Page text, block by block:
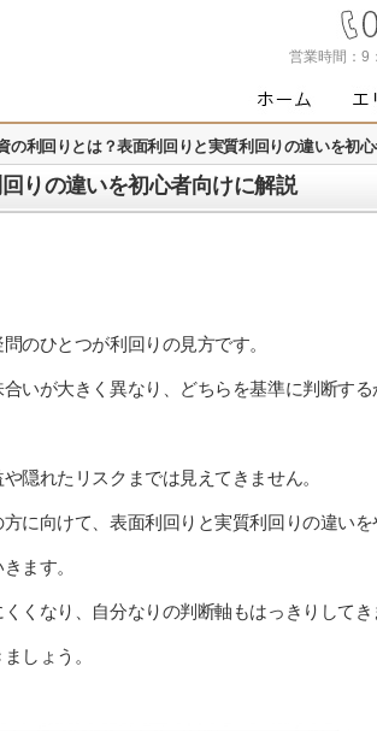
営業時間： 9
の利回りとは？表面利回りと実質利回りの違いを初
りの違いを初心者向けに解説
のひとつが利回りの見方です。
いが大きく異なり、どちらを基準に判断す
隠れたリスクまでは見えてきません。
に向けて、表面利回りと実質利回りの違い
ます。
くなり、自分なりの判断軸もはっきりしてき
しょう。